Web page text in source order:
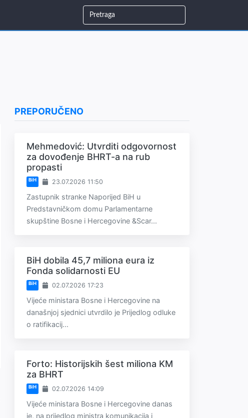
PREPORUČENO
Mehmedović: Utvrditi odgovornost
za dovođenje BHRT-a na rub
propasti
BiH 23.07.2026 11:50
Zastupnik stranke Naporijed BiH u
Predstavničkom domu Parlamentarne
skupštine Bosne i Hercegovine &Scar...
BiH dobila 45,7 miliona eura iz
Fonda solidarnosti EU
BiH 02.07.2026 17:23
Vijeće ministara Bosne i Hercegovine na
današnjoj sjednici utvrdilo je Prijedlog odluke
o ratifikacij...
Forto: Historijskih šest miliona KM
za BHRT
BiH 02.07.2026 14:09
Vijeće ministara Bosne i Hercegovine danas
je, na prijedlog ministra komunikacija i